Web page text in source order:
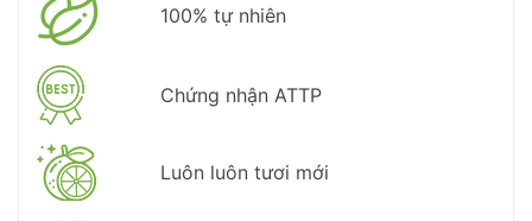
100% tự nhiên
Chứng nhận ATTP
Luôn luôn tươi mới